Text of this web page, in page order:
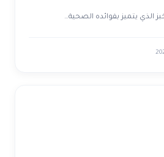
الذي يتميز بفوائده الصحية…